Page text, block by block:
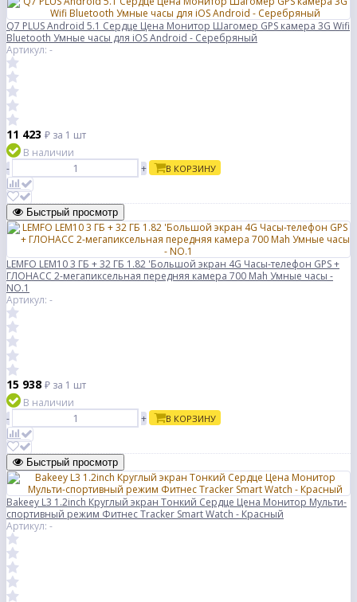
Q7 PLUS Android 5.1 Сердце Цена Монитор Шагомер GPS камера 3G Wifi
Bluetooth Умные часы для iOS Android - Серебряный
Артикул: -
11 423 ₽ за 1 шт
В наличии
-
+ В КОРЗИНУ
Быстрый просмотр
LEMFO LEM10 3 ГБ + 32 ГБ 1.82 'Большой экран 4G Часы-телефон GPS +
ГЛОНАСС 2-мегапиксельная передняя камера 700 Mah Умные часы -
NO.1
Артикул: -
15 938 ₽ за 1 шт
В наличии
-
+ В КОРЗИНУ
Быстрый просмотр
Bakeey L3 1.2inch Круглый экран Тонкий Сердце Цена Монитор Мульти-
спортивный режим Фитнес Tracker Smart Watch - Красный
Артикул: -